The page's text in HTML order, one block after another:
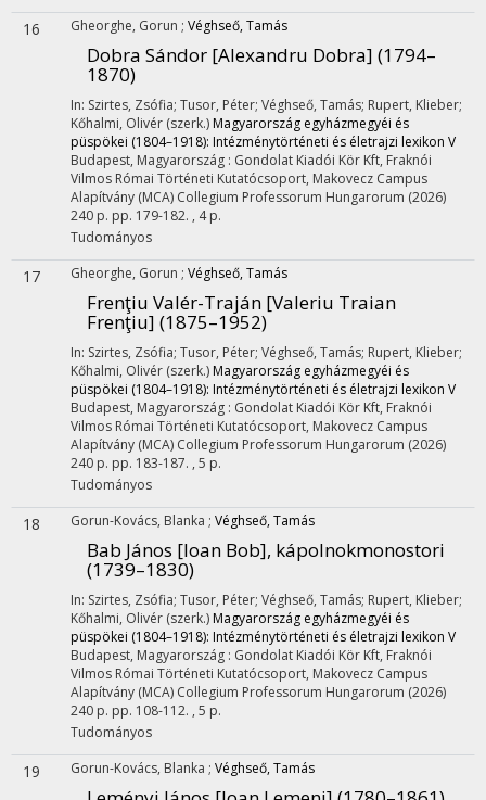
16 Gheorghe, Gorun ; Véghseő, Tamás
Dobra Sándor [Alexandru Dobra] (1794–
1870)
In: Szirtes, Zsófia; Tusor, Péter; Véghseő, Tamás; Rupert, Klieber;
Kőhalmi, Olivér (szerk.) Magyarország egyházmegyéi és
püspökei (1804–1918): Intézménytörténeti és életrajzi lexikon V
Budapest, Magyarország : Gondolat Kiadói Kör Kft, Fraknói
Vilmos Római Történeti Kutatócsoport, Makovecz Campus
Alapítvány (MCA) Collegium Professorum Hungarorum (2026)
240 p. pp. 179-182. , 4 p.
Tudományos
17 Gheorghe, Gorun ; Véghseő, Tamás
Frenţiu Valér-Traján [Valeriu Traian
Frenţiu] (1875–1952)
In: Szirtes, Zsófia; Tusor, Péter; Véghseő, Tamás; Rupert, Klieber;
Kőhalmi, Olivér (szerk.) Magyarország egyházmegyéi és
püspökei (1804–1918): Intézménytörténeti és életrajzi lexikon V
Budapest, Magyarország : Gondolat Kiadói Kör Kft, Fraknói
Vilmos Római Történeti Kutatócsoport, Makovecz Campus
Alapítvány (MCA) Collegium Professorum Hungarorum (2026)
240 p. pp. 183-187. , 5 p.
Tudományos
18 Gorun-Kovács, Blanka ; Véghseő, Tamás
Bab János [Ioan Bob], kápolnokmonostori
(1739–1830)
In: Szirtes, Zsófia; Tusor, Péter; Véghseő, Tamás; Rupert, Klieber;
Kőhalmi, Olivér (szerk.) Magyarország egyházmegyéi és
püspökei (1804–1918): Intézménytörténeti és életrajzi lexikon V
Budapest, Magyarország : Gondolat Kiadói Kör Kft, Fraknói
Vilmos Római Történeti Kutatócsoport, Makovecz Campus
Alapítvány (MCA) Collegium Professorum Hungarorum (2026)
240 p. pp. 108-112. , 5 p.
Tudományos
19 Gorun-Kovács, Blanka ; Véghseő, Tamás